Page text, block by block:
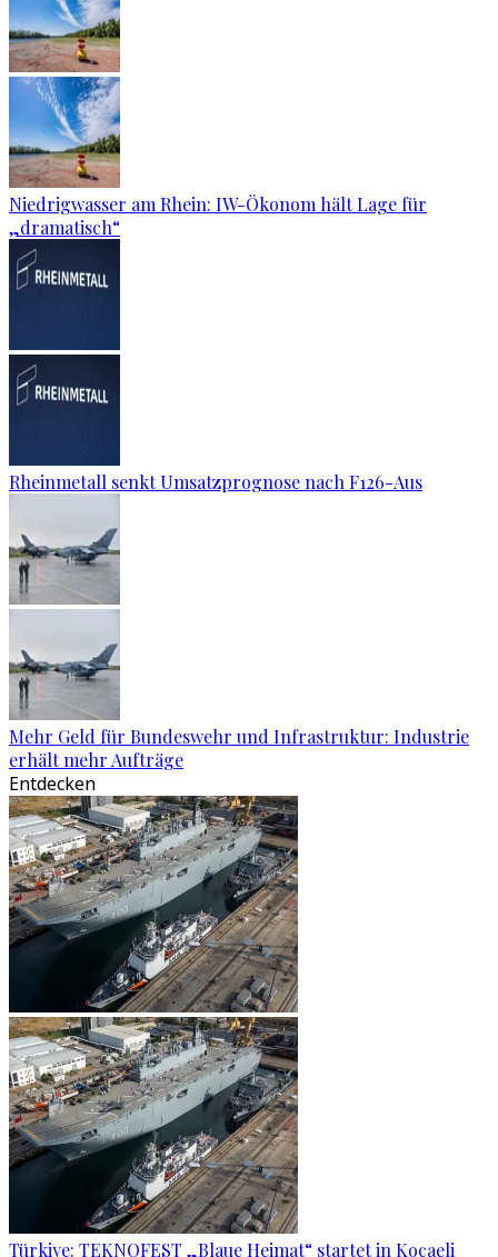
Niedrigwasser am Rhein: IW-Ökonom hält Lage für
„dramatisch“
Rheinmetall senkt Umsatzprognose nach F126-Aus
Mehr Geld für Bundeswehr und Infrastruktur: Industrie
erhält mehr Aufträge
Entdecken
Türkiye: TEKNOFEST „Blaue Heimat“ startet in Kocaeli